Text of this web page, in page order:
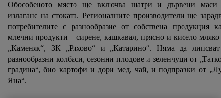
Обособеното място ще включва шатри и дървени маси
излагане на стоката. Регионалните производители ще
потребителите с разнообразие от собствена продукция
млечни продукти – сирене, кашкавал, прясно и кисело мляко
„Каменяк“, ЗК „Ряхово“ и „Катарино“. Няма да
разнообразни колбаси, сезонни плодове и зеленчуци от
градина“, био картофи и дори мед, чай, и подправки от
Яна“.